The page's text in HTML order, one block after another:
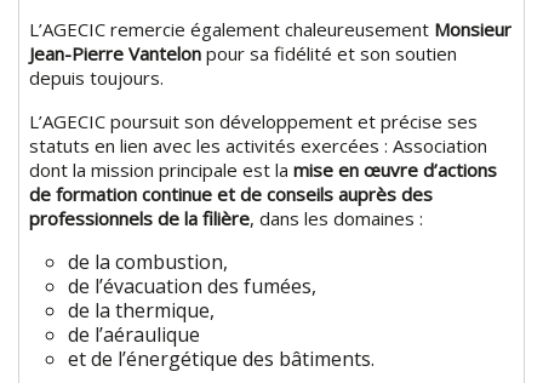
L’AGECIC remercie également chaleureusement Monsieur
Jean-Pierre Vantelon pour sa fidélité et son soutien
depuis toujours.
L’AGECIC poursuit son développement et précise ses
statuts en lien avec les activités exercées : Association
dont la mission principale est lamise en œuvre d’actions
de formation continue et de conseils auprès des
professionnels de la filière, dans les domaines :
de la combustion,
de l’évacuation des fumées,
de la thermique,
de l’aéraulique
et de l’énergétique des bâtiments.